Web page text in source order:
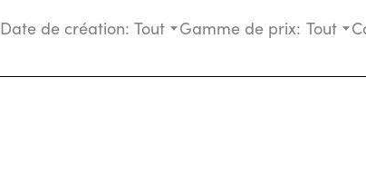
Date de création: Tout Gamme de prix: Tout